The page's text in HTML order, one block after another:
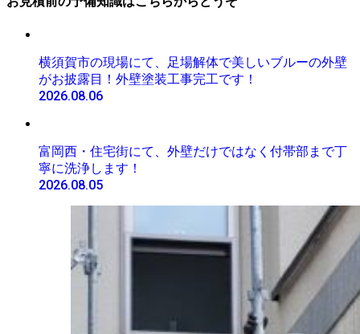
横須賀市の現場にて、足場解体で美しいブルーの外壁
がお披露目！外壁塗装工事完工です！
2026.08.06
富岡西・住宅街にて、外壁だけではなく付帯部まで丁
寧に洗浄します！
2026.08.05